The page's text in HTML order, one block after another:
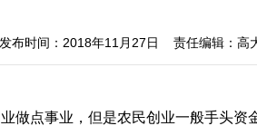
时间：2018年11月27日 责任编辑：高
做点事业，但是农民创业一般手头